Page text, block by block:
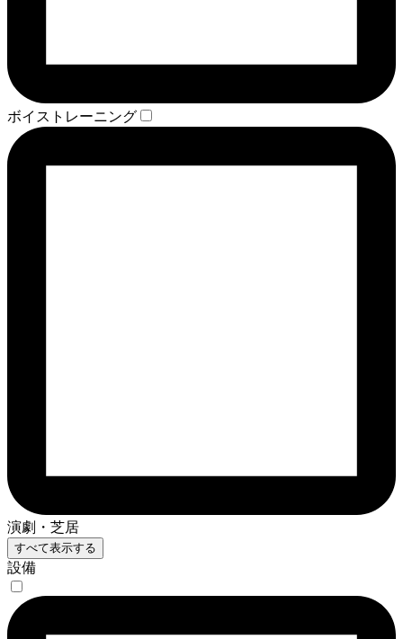
ボイストレーニング
演劇・芝居
すべて表示する
設備